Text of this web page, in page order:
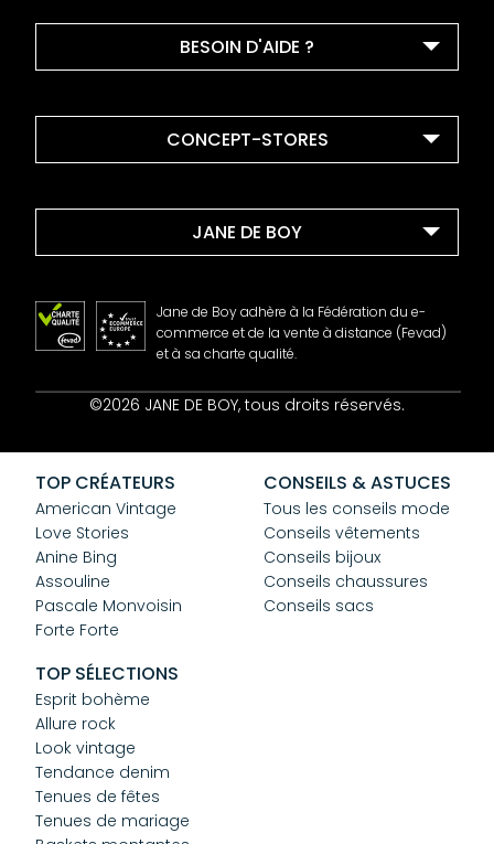
BESOIN D'AIDE ?
CONCEPT-STORES
JANE DE BOY
Contact
CGV
Confidentialité
Cookies
Jane de Boy adhère à la Fédération du e-
commerce et de la vente à distance (Fevad)
et à sa charte qualité.
©2026 JANE DE BOY, tous droits réservés.
TOP CRÉATEURS
American Vintage
Love Stories
Anine Bing
Assouline
Pascale Monvoisin
Forte Forte
CONSEILS & ASTUCES
Tous les conseils mode
Conseils vêtements
Conseils bijoux
Conseils chaussures
Conseils sacs
TOP SÉLECTIONS
Esprit bohème
Allure rock
Look vintage
Tendance denim
Tenues de fêtes
Tenues de mariage